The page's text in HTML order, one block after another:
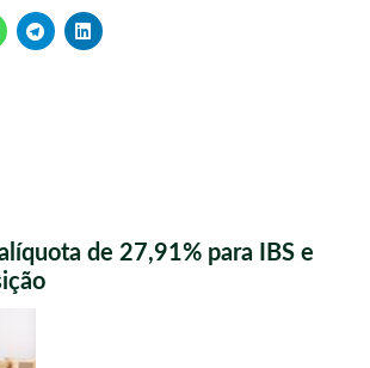
de 27,91% para IBS e